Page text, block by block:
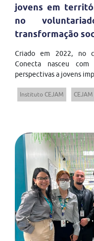
jovens em
no
transformação
Criado em 2022, no
Conecta nasceu
perspectivas a jovens
Instituto CEJAM